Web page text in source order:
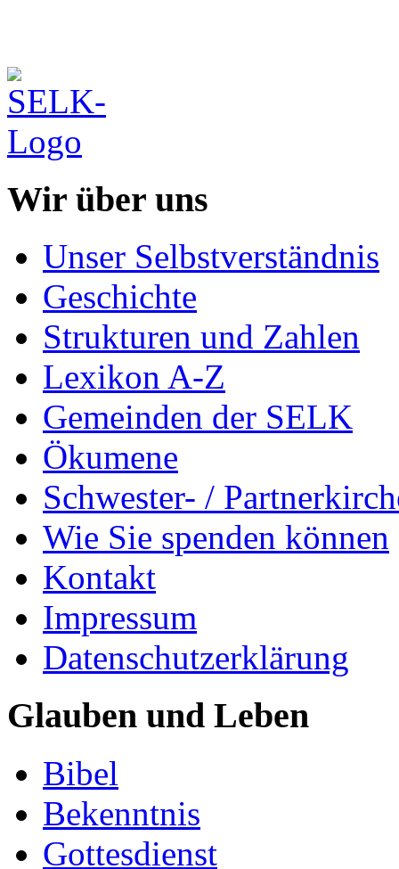
Wir über uns
Unser Selbstverständnis
Geschichte
Strukturen und Zahlen
Lexikon A-Z
Gemeinden der SELK
Ökumene
Schwester- /
Wie Sie spenden können
Kontakt
Impressum
Datenschutzerklärung
Glauben und Leben
Bibel
Bekenntnis
Gottesdienst